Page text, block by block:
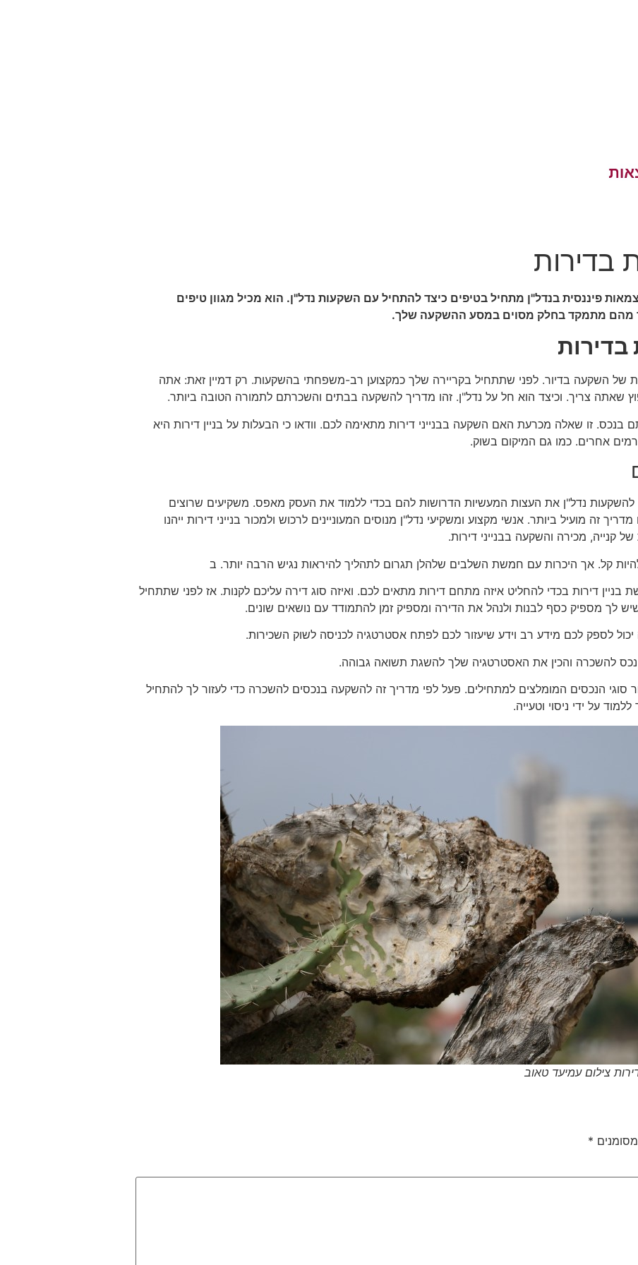
בדירות
פיננסית בנדל"ן מתחיל בטיפים כיצד להתחיל עם השקעות נדל"ן. הוא מכיל מגוון טיפים
מהם מתמקד בחלק מסוים במסע ההשקעה שלך.
של השקעה בדיור. לפני שתתחיל בקריירה שלך כמקצוען רב-משפחתי בהשקעות. רק דמיין זאת: אתה
שאתה צריך. וכיצד הוא חל על נדל"ן. זהו מדריך להשקעה בבתים והשכרתם לתמורה הטובה ביותר.
בנכס. זו שאלה מכרעת האם השקעה בבנייני דירות מתאימה לכם. וודאו כי הבעלות על בניין דירות היא
אחרים. כמו גם המיקום בשוק.
נדל"ן את העצות המעשיות הדרושות להם בכדי ללמוד את העסק מאפס. משקיעים שרוצים
זה מועיל ביותר. אנשי מקצוע ומשקיעי נדל"ן מנוסים המעוניינים לרכוש ולמכור בנייני דירות ייהנו
קנייה, מכירה והשקעה בבנייני דירות.
קל. אך היכרות עם חמשת השלבים שלהלן תגרום לתהליך להיראות נגיש הרבה יותר. ב
בניין דירות בכדי להחליט איזה מתחם דירות מתאים לכם. ואיזה סוג דירה עליכם לקנות. אז לפני שתתחיל
לך מספיק כסף לבנות ולנהל את הדירה ומספיק זמן להתמודד עם נושאים שונים.
לספק לכם מידע רב וידע שיעזור לכם לפתח אסטרטגיה לכניסה לשוק השכירות.
נכס להשכרה והכין את האסטרטגיה שלך להשגת תשואה גבוהה.
סוגי הנכסים המומלצים למתחילים. פעל לפי מדריך זה להשקעה בנכסים להשכרה כדי לעזור לך להתחיל
על ידי ניסוי וטעייה.
צילום עמיעד טאוב
*